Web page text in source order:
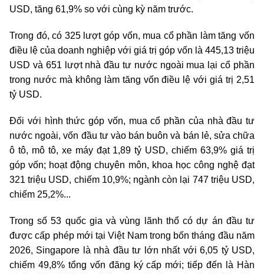
USD, tăng 61,9% so với cùng kỳ năm trước.
Trong đó, có 325 lượt góp vốn, mua cổ phần làm tăng vốn
điều lệ của doanh nghiệp với giá trị góp vốn là 445,13 triệu
USD và 651 lượt nhà đầu tư nước ngoài mua lại cổ phần
trong nước mà không làm tăng vốn điều lệ với giá trị 2,51
tỷ USD.
Đối với hình thức góp vốn, mua cổ phần của nhà đầu tư
nước ngoài, vốn đầu tư vào bán buôn và bán lẻ, sửa chữa
ô tô, mô tô, xe máy đạt 1,89 tỷ USD, chiếm 63,9% giá trị
góp vốn; hoạt động chuyên môn, khoa học công nghệ đạt
321 triệu USD, chiếm 10,9%; ngành còn lại 747 triệu USD,
chiếm 25,2%...
Trong số 53 quốc gia và vùng lãnh thổ có dự án đầu tư
được cấp phép mới tại Việt Nam trong bốn tháng đầu năm
2026, Singapore là nhà đầu tư lớn nhất với 6,05 tỷ USD,
chiếm 49,8% tổng vốn đăng ký cấp mới; tiếp đến là Hàn